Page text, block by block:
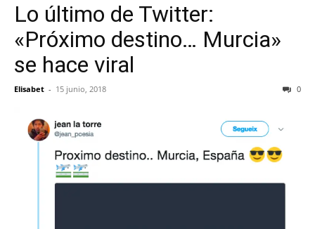
Lo último de Twitter:
«Próximo destino… Murcia»
se hace viral
Elisabet - 15 junio, 2018 0